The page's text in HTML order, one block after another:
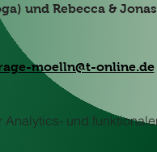
und Rebecca &
moelln@t-online.de
und